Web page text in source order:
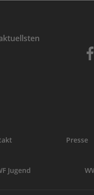
Presse
Jugend